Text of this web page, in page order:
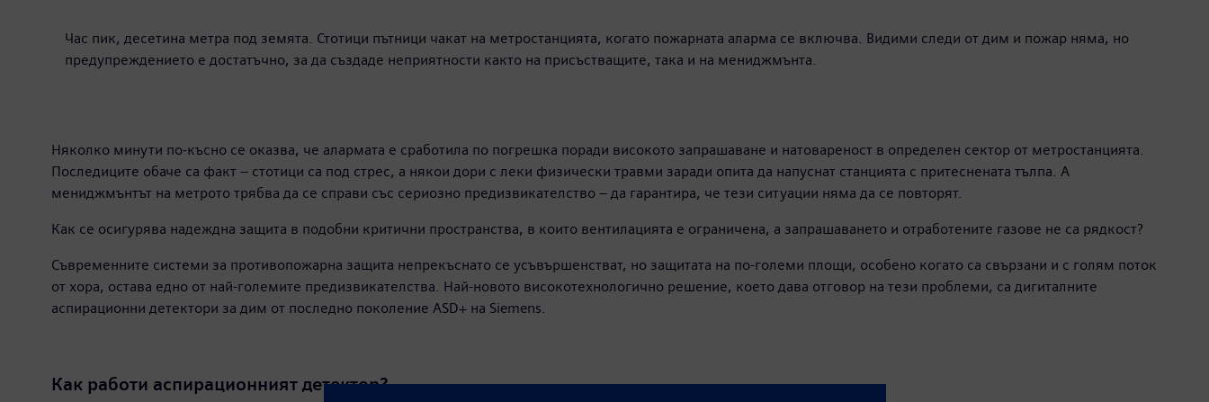
Час пик, десетина метра под земята. Стотици пътници чакат на метростанцията, когато пожарната аларма се включва. Видими следи от дим и пожар няма, но
предупреждението е достатъчно, за да създаде неприятности както на присъстващите, така и на мениджмънта.
Няколко минути по-късно се оказва, че алармата е сработила по погрешка поради високото запрашаване и натовареност в определен сектор от метростанцията.
Последиците обаче са факт – стотици са под стрес, а някои дори с леки физически травми заради опита да напуснат станцията с притеснената тълпа. А
мениджмънтът на метрото трябва да се справи със сериозно предизвикателство – да гарантира, че тези ситуации няма да се повторят.
Как се осигурява надеждна защита в подобни критични пространства, в които вентилацията е ограничена, а запрашаването и отработените газове не са рядкост?
Съвременните системи за противопожарна защита непрекъснато се усъвършенстват, но защитата на по-големи площи, особено когато са свързани и с голям поток
от хора, остава едно от най-големите предизвикателства. Най-новото високотехнологично решение, което дава отговор на тези проблеми, са дигиталните
аспирационни детектори за дим от последно поколение ASD+ на Siemens.
Как работи аспирационният детектор?